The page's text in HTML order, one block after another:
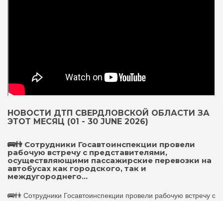
НОВОСТИ ДТП СВЕРДЛОВСКОЙ ОБЛАСТИ ЗА
ЭТОТ МЕСЯЦ (01 - 30 JUNE 2026)
🚌👫 Сотрудники Госавтоинспекции провели
рабочую встречу с представителями,
осуществляющими пассажирские перевозки на
автобусах как городского, так и
междугороднего...
🚌👫 Сотрудники Госавтоинспекции провели рабочую встречу с